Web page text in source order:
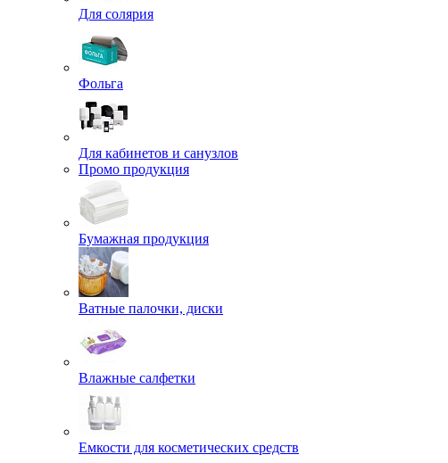
Для солярия
Фольга
Для кабинетов и санузлов
Промо продукция
Бумажная продукция
Ватные палочки, диски
Влажные салфетки
Емкости для косметических средств